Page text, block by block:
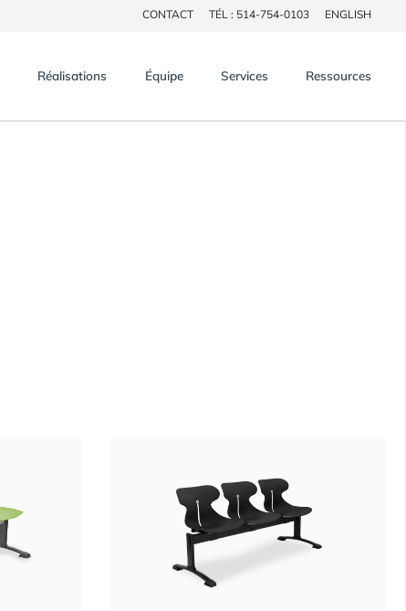
CONTACT TÉL : 514-754-0103 ENGLISH
Réalisations Équipe Services Ressources